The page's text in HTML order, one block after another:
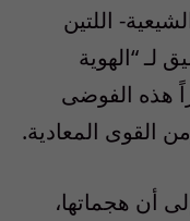
اللتين
لـ “الهوية
هذه الفوضى
القوى المعادية.
أن هجماتها،